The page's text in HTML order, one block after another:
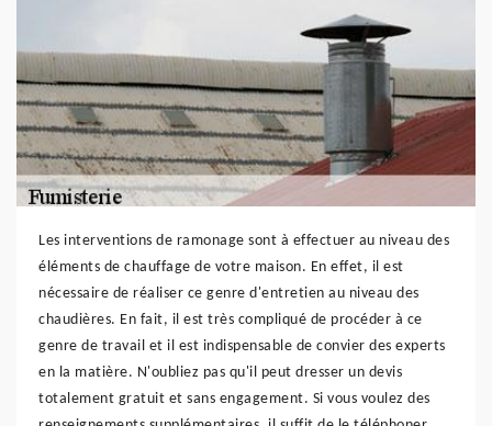
Les interventions de ramonage sont à effectuer au niveau des
éléments de chauffage de votre maison. En effet, il est
nécessaire de réaliser ce genre d'entretien au niveau des
chaudières. En fait, il est très compliqué de procéder à ce
genre de travail et il est indispensable de convier des experts
en la matière. N'oubliez pas qu'il peut dresser un devis
totalement gratuit et sans engagement. Si vous voulez des